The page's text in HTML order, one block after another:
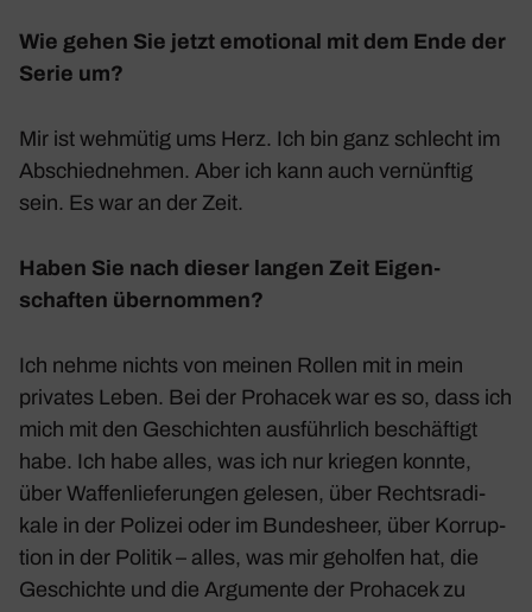
Wie gehen Sie jetzt emotional mit dem Ende der
Serie um?
Mir ist wehmütig ums Herz. Ich bin ganz schlecht im
Abschied­nehmen. Aber ich kann auch vernünftig
sein. Es war an der Zeit.
Haben Sie nach dieser langen Zeit Eigen­
schaften über­nommen?
Ich nehme nichts von meinen Rollen mit in mein
privates Leben. Bei der Prohacek war es so, dass ich
mich mit den Geschichten ausführ­lich beschäf­tigt
habe. Ich habe alles, was ich nur kriegen konnte,
über Waffen­lie­fe­rungen gelesen, über Rechts­ra­di­
kale in der Polizei oder im Bundes­heer, über Korrup­
tion in der Politik – alles, was mir geholfen hat, die
Geschichte und die Argu­mente der Prohacek zu